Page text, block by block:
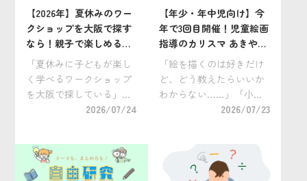
【2026年】夏休みのワー
クショップを大阪で探す
なら！親子で楽しめる無
料SDGsイベントをらら
ぽーと堺で8月11日（火・
祝）に開催
「夏休みに子どもが楽し
く学べるワークショップ
を大阪で探している」
「工作や自由研究にも役
すすめなのが、2026年8
月11日（火・祝）にらら
2026/07/24
【年少・年中児向け】今
年で3回目開催！児童絵画
指導のカリスマ あきやま
かぜさぶろう先生の「小
学校受験 親子絵画教室」
に参加しよう！
「絵を描くのは好きだけ
ど、どう教えたらいいか
わからない……」「小学
校受験の絵画対策って、
におすすめなのが、小学
校受験専門の幼児教室
2026/07/23